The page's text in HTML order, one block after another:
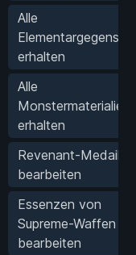
Alle
erhalten
Alle
Monstermaterialien
erhalten
Revenant-
bearbeiten
Essenzen von
Supreme-Waffen
bearbeiten